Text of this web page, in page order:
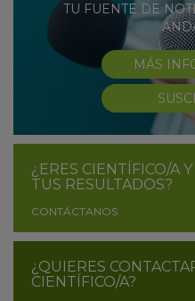
TU FUENTE DE
MÁS
¿ERES CIENTÍFICO/A
TUS RESULTADOS?
CONTÁCTANOS
¿QUIERES
CIENTÍFICO/A?